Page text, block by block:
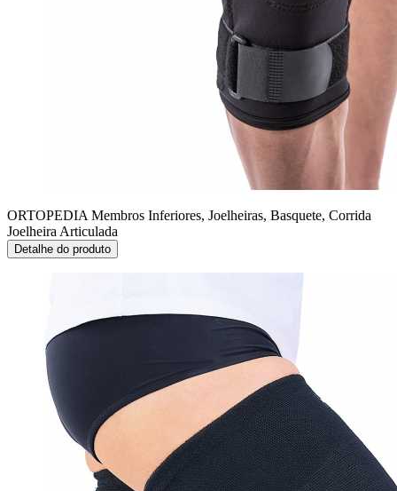
ORTOPEDIA Membros Inferiores, Joelheiras, Basquete, Corrida
Joelheira Articulada
Detalhe do produto